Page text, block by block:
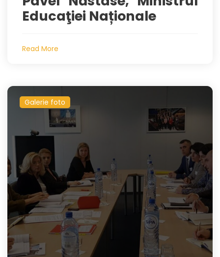
Educaţiei Naționale
Read More
Galerie foto